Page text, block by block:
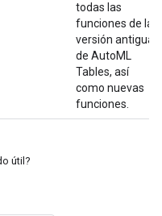
todas las
funciones de la
versión antigua
de AutoML
Tables, así
como nuevas
funciones.
útil?